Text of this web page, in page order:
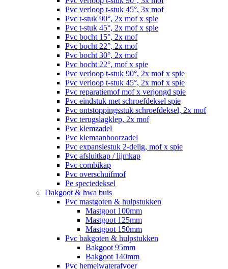
Pvc verloop t-stuk 45°, 3x mof
Pvc t-stuk 90°, 2x mof x spie
Pvc t-stuk 45°, 2x mof x spie
Pvc bocht 15°, 2x mof
Pvc bocht 22°, 2x mof
Pvc bocht 30°, 2x mof
Pvc bocht 22°, mof x spie
Pvc verloop t-stuk 90°, 2x mof x spie
Pvc verloop t-stuk 45°, 2x mof x spie
Pvc reparatiemof mof x verjongd spie
Pvc eindstuk met schroefdeksel spie
Pvc ontstoppingsstuk schroefdeksel, 2x mof
Pvc terugslagklep, 2x mof
Pvc klemzadel
Pvc klemaanboorzadel
Pvc expansiestuk 2-delig, mof x spie
Pvc afsluitkap / lijmkap
Pvc combikap
Pvc overschuifmof
Pe speciedeksel
Dakgoot & hwa buis
Pvc mastgoten & hulpstukken
Mastgoot 100mm
Mastgoot 125mm
Mastgoot 150mm
Pvc bakgoten & hulpstukken
Bakgoot 95mm
Bakgoot 140mm
Pvc hemelwaterafvoer